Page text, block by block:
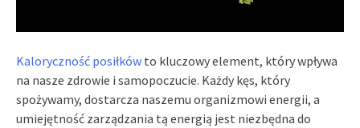
Kaloryczność posiłków to kluczowy element, który wpływa
na nasze zdrowie i samopoczucie. Każdy kęs, który
spożywamy, dostarcza naszemu organizmowi energii, a
umiejętność zarządzania tą energią jest niezbędna do